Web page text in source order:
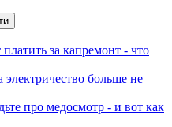
за капремонт - что
больше не
про медосмотр - и вот как